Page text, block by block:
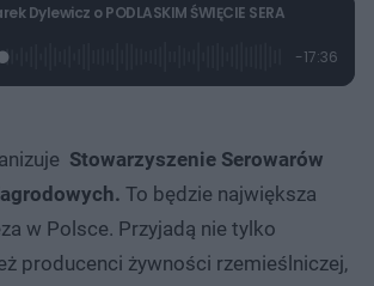
Dylewicz o PODLASKIM ŚWIĘCIE SERA
L
o
a
1
4
%
P
o
y
c
a
s
-17:36
Stowarzyszenie Serowarów
To będzie największa
w Polsce. Przyjadą nie tylko
producenci żywności rzemieślniczej,